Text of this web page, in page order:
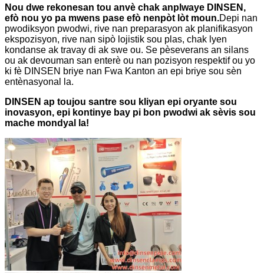
Nou dwe rekonesan tou anvè chak anplwaye DINSEN,
efò nou yo pa mwens pase efò nenpòt lòt moun.Depi nan
pwodiksyon pwodwi, rive nan preparasyon ak planifikasyon
ekspozisyon, rive nan sipò lojistik sou plas, chak lyen
kondanse ak travay di ak swe ou. Se pèseverans an silans
ou ak devouman san enterè ou nan pozisyon respektif ou yo
ki fè DINSEN briye nan Fwa Kanton an epi briye sou sèn
entènasyonal la.
DINSEN ap toujou santre sou kliyan epi oryante sou
inovasyon, epi kontinye bay pi bon pwodwi ak sèvis sou
mache mondyal la!